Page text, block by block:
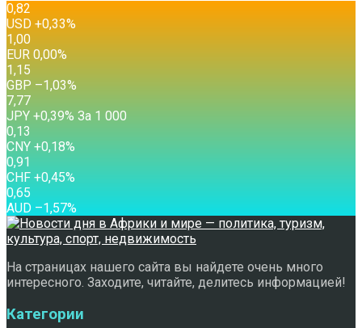
0,82
USD +0,33%
1,00
EUR 0,00%
1,15
GBP –1,03%
7,77
JPY +0,39% За 1 000
0,13
CNY +0,18%
0,91
CHF +0,45%
0,65
AUD –1,57%
На страницах нашего сайта вы найдете очень много
интересного. Заходите, читайте, делитесь информацией!
Категории